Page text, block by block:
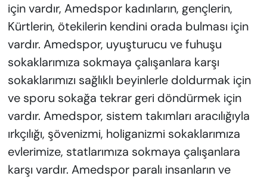
için vardır, Amedspor kadınların, gençlerin,
Kürtlerin, ötekilerin kendini orada bulması için
vardır. Amedspor, uyuşturucu ve fuhuşu
sokaklarımıza sokmaya çalışanlara karşı
sokaklarımızı sağlıklı beyinlerle doldurmak için
ve sporu sokağa tekrar geri döndürmek için
vardır. Amedspor, sistem takımları aracılığıyla
ırkçılığı, şövenizmi, holiganizmi sokaklarımıza
evlerimize, statlarımıza sokmaya çalışanlara
karşı vardır. Amedspor paralı insanların ve